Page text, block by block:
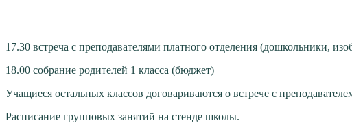
17.30 встреча с преподавателями платного отделения (дошкольники,
18.00 собрание родителей 1 класса (бюджет)
Учащиеся остальных классов договариваются о встрече с
Расписание групповых занятий на стенде школы.